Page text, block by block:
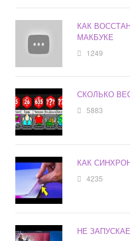
КАК
МАКБУКЕ
1249
СКОЛЬКО
5883
КАК
4235
НЕ